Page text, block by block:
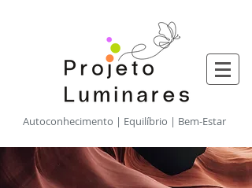
​Autoconhecimento | Equilíbrio | Bem-Estar